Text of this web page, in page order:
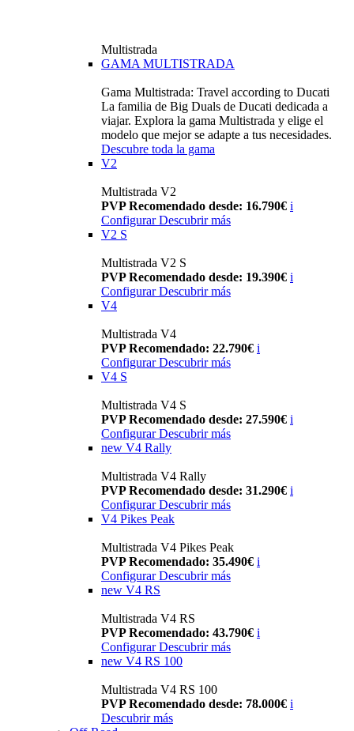
Multistrada
GAMA MULTISTRADA
Gama Multistrada: Travel according to Ducati
La familia de Big Duals de Ducati dedicada a
viajar. Explora la gama Multistrada y elige el
modelo que mejor se adapte a tus necesidades.
Descubre toda la gama
V2
Multistrada V2
PVP Recomendado desde: 16.790€ i
Configurar Descubrir más
V2 S
Multistrada V2 S
PVP Recomendado desde: 19.390€ i
Configurar Descubrir más
V4
Multistrada V4
PVP Recomendado: 22.790€ i
Configurar Descubrir más
V4 S
Multistrada V4 S
PVP Recomendado desde: 27.590€ i
Configurar Descubrir más
new V4 Rally
Multistrada V4 Rally
PVP Recomendado desde: 31.290€ i
Configurar Descubrir más
V4 Pikes Peak
Multistrada V4 Pikes Peak
PVP Recomendado: 35.490€ i
Configurar Descubrir más
new V4 RS
Multistrada V4 RS
PVP Recomendado: 43.790€ i
ConfigurarDescubrir más
new V4 RS 100
Multistrada V4 RS 100
PVP Recomendado desde: 78.000€ i
Descubrir más